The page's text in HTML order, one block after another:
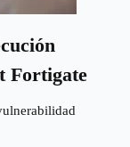
Fortigate